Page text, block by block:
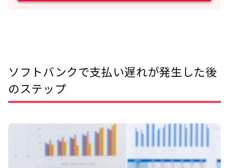
ソフトバンクで支払い遅れが発生した後
のステップ